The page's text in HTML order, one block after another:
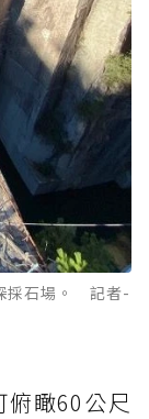
採石場。 記者-
瞰60公尺